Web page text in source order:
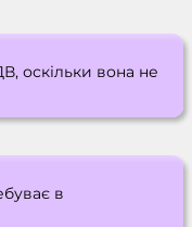
оскільки вона не
в